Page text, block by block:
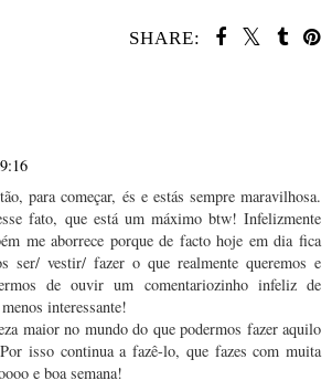
SHARE:
para começar, és e estás sempre maravilhosa.
fato, que está um máximo btw! Infelizmente
me aborrece porque de facto hoje em dia fica
ser/ vestir/ fazer o que realmente queremos e
de ouvir um comentariozinho infeliz de
interessante!
maior no mundo do que podermos fazer aquilo
isso continua a fazê-lo, que fazes com muita
e boa semana!